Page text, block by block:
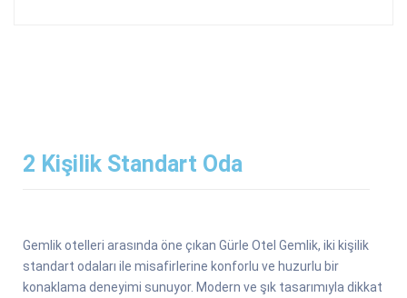
2 Kişilik Standart Oda
Gemlik otelleri arasında öne çıkan Gürle Otel Gemlik, iki kişilik
standart odaları ile misafirlerine konforlu ve huzurlu bir
konaklama deneyimi sunuyor. Modern ve şık tasarımıyla dikkat